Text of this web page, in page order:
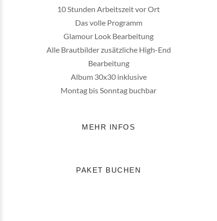
10 Stunden Arbeitszeit vor Ort
Das volle Programm
Glamour Look Bearbeitung
Alle Brautbilder zusätzliche High-End
Bearbeitung
Album 30x30 inklusive
Montag bis Sonntag buchbar
MEHR INFOS
PAKET BUCHEN